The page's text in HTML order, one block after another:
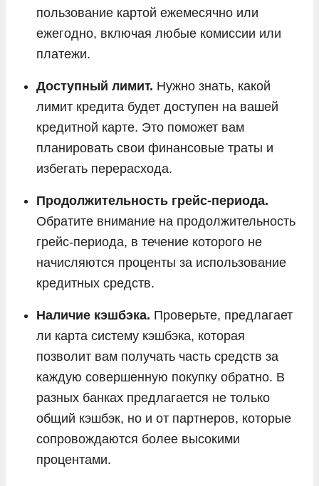
пользование картой ежемесячно или
ежегодно, включая любые комиссии или
платежи.
Доступный лимит. Нужно знать, какой
лимит кредита будет доступен на вашей
кредитной карте. Это поможет вам
планировать свои финансовые траты и
избегать перерасхода.
Продолжительность грейс-периода.
Обратите внимание на продолжительность
грейс-периода, в течение которого не
начисляются проценты за использование
кредитных средств.
Наличие кэшбэка. Проверьте, предлагает
ли карта систему кэшбэка, которая
позволит вам получать часть средств за
каждую совершенную покупку обратно. В
разных банках предлагается не только
общий кэшбэк, но и от партнеров, которые
сопровождаются более высокими
процентами.